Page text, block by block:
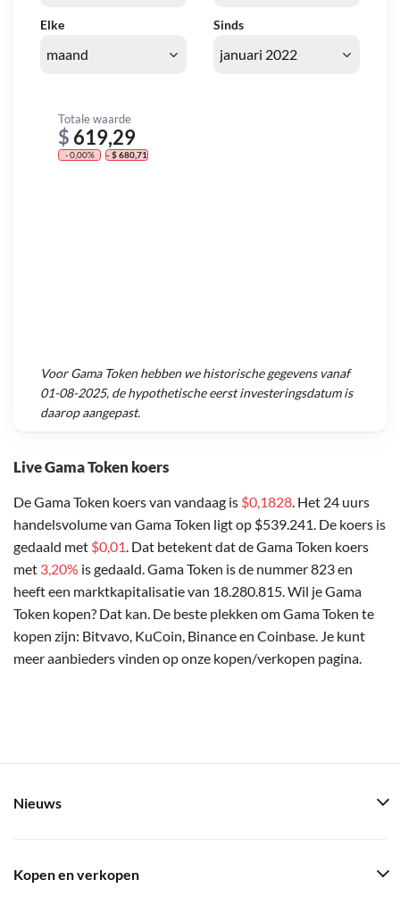
Live Gama Token koers
De Gama Token koers van vandaag is $0,1828. Het 24 uurs
handelsvolume van Gama Token ligt op $539.241. De koers is
gedaald met $0,01. Dat betekent dat de Gama Token koers
met 3,20% is gedaald. Gama Token is de nummer 823 en
heeft een marktkapitalisatie van 18.280.815. Wil je Gama
Token kopen? Dat kan. De beste plekken om Gama Token te
kopen zijn: Bitvavo, KuCoin, Binance en Coinbase. Je kunt
meer aanbieders vinden op onze kopen/verkopen pagina.
Elke Sinds
Totale waarde
$ 619,29
- 0,00% - $ 680,71
VoorGama Tokenhebben we historische gegevens vanaf
01-08-2025, de hypothetische eerst investeringsdatum is
daarop aangepast.
Nieuws
Kopen en verkopen